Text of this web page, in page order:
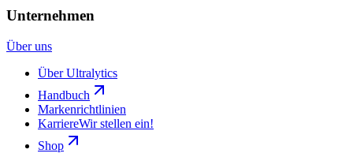
Unternehmen
Über uns
Über Ultralytics
Handbuch
Markenrichtlinien
KarriereWir stellen ein!
Shop